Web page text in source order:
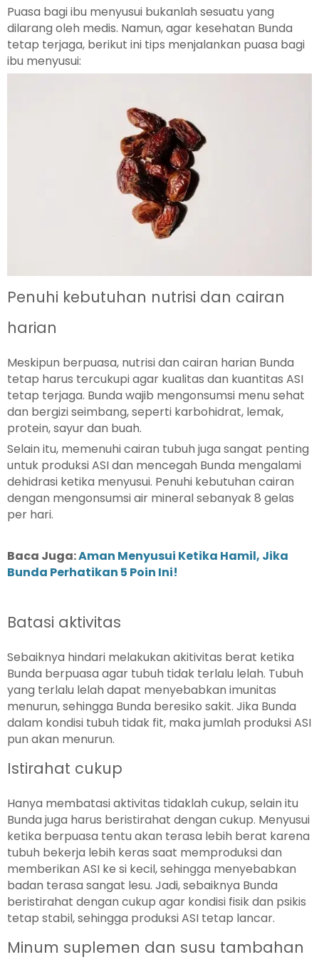
Puasa bagi ibu menyusui bukanlah sesuatu yang
dilarang oleh medis. Namun, agar kesehatan Bunda
tetap terjaga, berikut ini tips menjalankan puasa bagi
ibu menyusui:
Penuhi kebutuhan nutrisi dan cairan
harian
Meskipun berpuasa, nutrisi dan cairan harian Bunda
tetap harus tercukupi agar kualitas dan kuantitas ASI
tetap terjaga. Bunda wajib mengonsumsi menu sehat
dan bergizi seimbang, seperti karbohidrat, lemak,
protein, sayur dan buah.
Selain itu, memenuhi cairan tubuh juga sangat penting
untuk produksi ASI dan mencegah Bunda mengalami
dehidrasi ketika menyusui. Penuhi kebutuhan cairan
dengan mengonsumsi air mineral sebanyak 8 gelas
per hari.
Baca Juga:Aman Menyusui Ketika Hamil, Jika
Bunda Perhatikan 5 Poin Ini!
Batasi aktivitas
Sebaiknya hindari melakukan akitivitas berat ketika
Bunda berpuasa agar tubuh tidak terlalu lelah. Tubuh
yang terlalu lelah dapat menyebabkan imunitas
menurun, sehingga Bunda beresiko sakit. Jika Bunda
dalam kondisi tubuh tidak fit, maka jumlah produksi ASI
pun akan menurun.
Istirahat cukup
Hanya membatasi aktivitas tidaklah cukup, selain itu
Bunda juga harus beristirahat dengan cukup. Menyusui
ketika berpuasa tentu akan terasa lebih berat karena
tubuh bekerja lebih keras saat memproduksi dan
memberikan ASI ke si kecil, sehingga menyebabkan
badan terasa sangat lesu. Jadi, sebaiknya Bunda
beristirahat dengan cukup agar kondisi fisik dan psikis
tetap stabil, sehingga produksi ASI tetap lancar.
Minum suplemen dan susu tambahan